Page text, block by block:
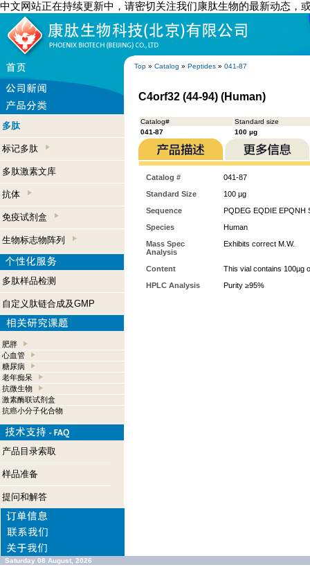
中文网站正在持续更新中，请密切关注我们康肽生物的最新动态，
Top » Catalog » Peptides » 041-87
多肽
标记多肽
多肽激素文库
抗体
免疫试剂盒
生物标志物阵列
多肽样品检测
自定义肽链合成及GMP
肥胖
心血管
糖尿病
老年痴呆
抗微生物
激素酶联试剂盒
抗癌小分子化合物
产品目录索取
样品准备
提问和解答
C4orf32 (44-94) (Human)
Catalog#
Standard size
041-87
100 µg
Catalog #
041-87
Standard Size
100 µg
Sequence
PQDEG EQDIE EPQNH
Species
Human
Mass Spec
Analysis
Exhibits correct M.W.
Content
This vial contains 100µg
HPLC Analysis
Purity ≥95%
Saturday 08 August, 2026